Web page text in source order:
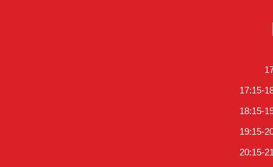
17:15-
18:15-
19:15-
20:15-